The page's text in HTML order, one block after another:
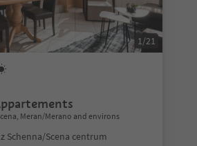
1/21
Meran/Merano and environs
z Schenna/Scena centrum